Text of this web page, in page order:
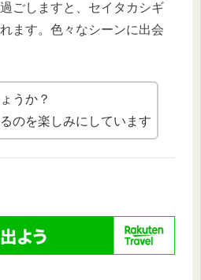
ごしますと、セイタカシギ
ます。色々なシーンに出会
うか？
のを楽しみにしています